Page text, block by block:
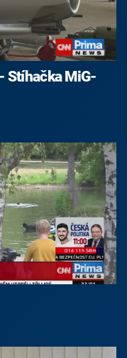
Stíhačka MiG-